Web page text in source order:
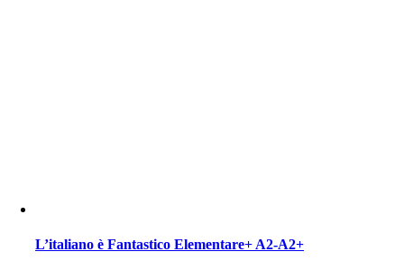
L’italiano è Fantastico Elementare+ A2-A2+